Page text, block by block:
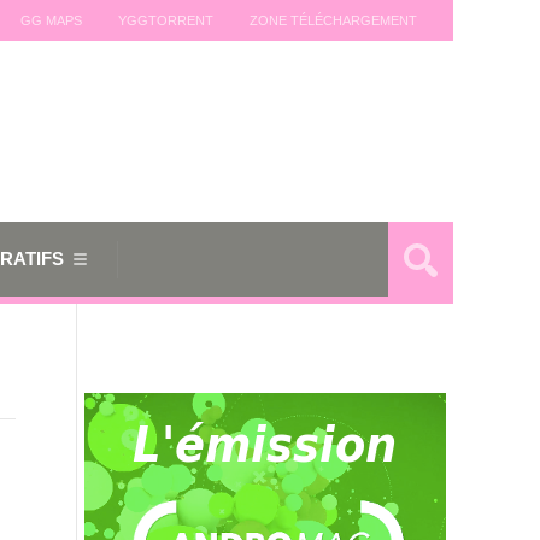
GG MAPS YGGTORRENT ZONE TÉLÉCHARGEMENT